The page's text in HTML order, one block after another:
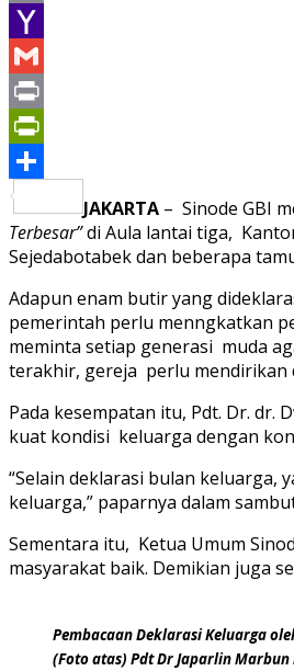
Email
Yahoo
Mail
Gmail
Print
PrintFriendly
Share
JAKARTA – Sinode GBI
Terbesar”di Aula lantai tiga,
Sejedabotabek dan beberapa
Adapun enam butir yang
pemerintah perlu menngkatkan
meminta setiap generasi muda
terakhir, gereja perlu mendirikan
Pada kesempatan itu, Pdt. Dr. dr.
kuat kondisi keluarga dengan
“Selain deklarasi bulan keluarga,
keluarga,” paparnya dalam
Sementara itu, Ketua Umum
masyarakat baik. Demikian juga
Pembacaan Deklarasi Keluarga
(Foto atas) Pdt Dr Japarlin